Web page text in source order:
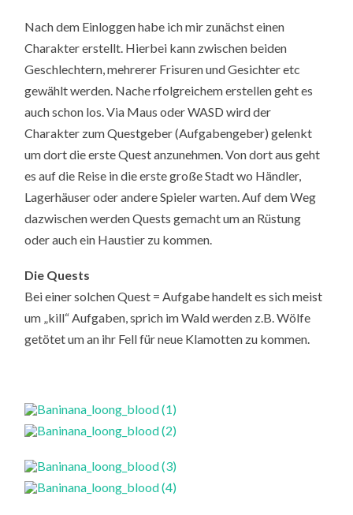
Nach dem Einloggen habe ich mir zunächst einen
Charakter erstellt. Hierbei kann zwischen beiden
Geschlechtern, mehrerer Frisuren und Gesichter etc
gewählt werden. Nache rfolgreichem erstellen geht es
auch schon los. Via Maus oder WASD wird der
Charakter zum Questgeber (Aufgabengeber) gelenkt
um dort die erste Quest anzunehmen. Von dort aus geht
es auf die Reise in die erste große Stadt wo Händler,
Lagerhäuser oder andere Spieler warten. Auf dem Weg
dazwischen werden Quests gemacht um an Rüstung
oder auch ein Haustier zu kommen.
Die Quests
Bei einer solchen Quest = Aufgabe handelt es sich meist
um „kill“ Aufgaben, sprich im Wald werden z.B. Wölfe
getötet um an ihr Fell für neue Klamotten zu kommen.